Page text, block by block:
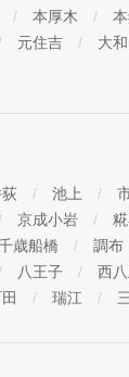
本厚木
元住吉 大和
池上
京成小岩
歳船橋 調布
八王子 西
瑞江